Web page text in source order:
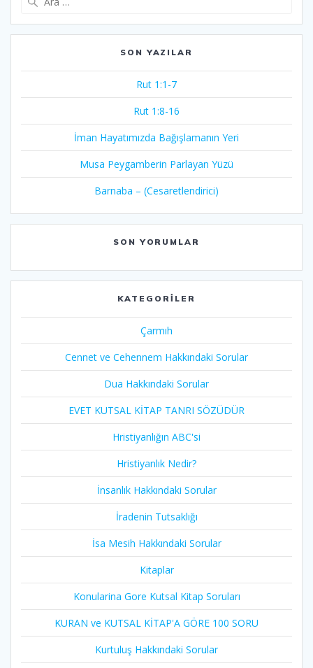
SON YAZILAR
Rut 1:1-7
Rut 1:8-16
İman Hayatımızda Bağışlamanın Yeri
Musa Peygamberin Parlayan Yüzü
Barnaba – (Cesaretlendirici)
SON YORUMLAR
KATEGORILER
Çarmıh​
Cennet ve Cehennem Hakkındaki Sorular
Dua Hakkındaki Sorular
EVET KUTSAL KİTAP TANRI SÖZÜDÜR
Hristiyanlığın ABC'si
Hristiyanlık Nedir?
İnsanlık Hakkındaki Sorular
İradenin Tutsaklığı​
İsa Mesih Hakkındaki Sorular
Kitaplar
Konularina Gore Kutsal Kitap Soruları
KURAN ve KUTSAL KİTAP'A GÖRE 100 SORU
Kurtuluş Hakkındaki Sorular